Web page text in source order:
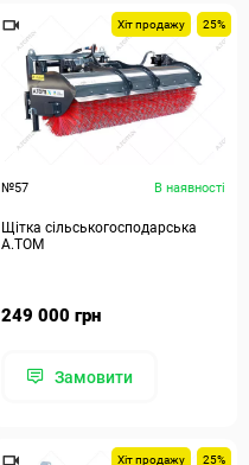
Хіт продажу 25%
№57 В наявності
Щітка сільськогосподарська
А.ТОМ
249 000 грн
Замовити
Хіт продажу 25%